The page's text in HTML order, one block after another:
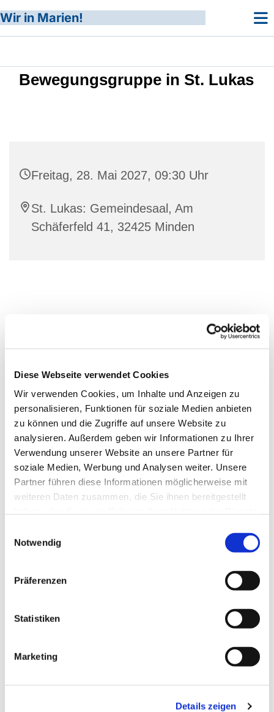
Diese Webseite verwendet Cookies
Wir verwenden Cookies, um Inhalte und Anzeigen zu
personalisieren, Funktionen für soziale Medien anbieten
zu können und die Zugriffe auf unsere Website zu
analysieren. Außerdem geben wir Informationen zu Ihrer
Verwendung unserer Website an unsere Partner für
soziale Medien, Werbung und Analysen weiter. Unsere
Partner führen diese Informationen möglicherweise mit
weiteren Daten zusammen, die Sie ihnen bereitgestellt
Notwendig
Präferenzen
Statistiken
Marketing
Details zeigen
Wir in Marien!
Bewegungsgruppe in St. Lukas
Freitag, 28. Mai 2027, 09:30 Uhr
St. Lukas: Gemeindesaal, Am
Schäferfeld 41, 32425 Minden
Dies könnte Sie auch